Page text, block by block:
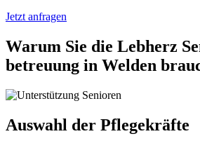
Jetzt anfragen
Warum Sie die Lebherz
betreuung in Welden
Auswahl der Pflegekräfte